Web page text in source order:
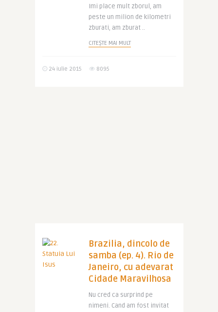
Imi place mult zborul, am
peste un milion de kilometri
zburati, am zburat ..
CITEȘTE MAI MULT
24 iulie 2015 8095
Brazilia, dincolo de
samba (ep. 4). Rio de
Janeiro, cu adevarat
Cidade Maravilhosa
Nu cred ca surprind pe
nimeni. Cand am fost invitat